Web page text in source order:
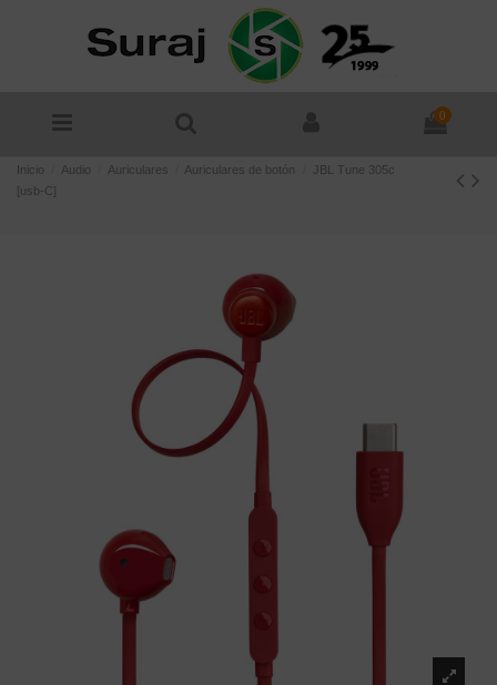
0
Inicio Audio Auriculares Auriculares de botón
JBL Tune 305c
[usb-C]